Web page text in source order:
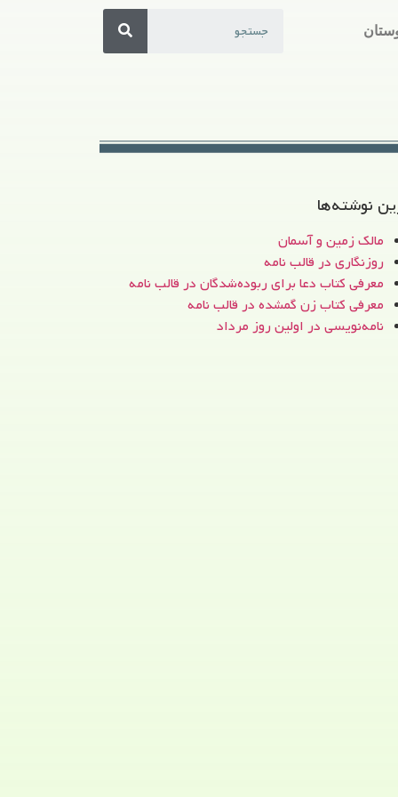
نوشته‌ها
مالک زمین و آسمان
روزنگاری در قالب نامه
معرفی کتاب دعا برای ربوده‌شدگان در قالب نامه
معرفی کتاب زن‌ گمشده در قالب نامه
نامه‌نویسی در اولین روز مرداد